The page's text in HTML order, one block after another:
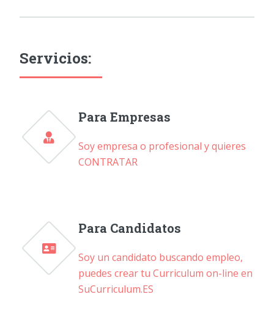
Servicios:
Para Empresas
Soy empresa o profesional y quieres
CONTRATAR
Para Candidatos
Soy un candidato buscando empleo,
puedes crear tu Curriculum on-line en
SuCurriculum.ES